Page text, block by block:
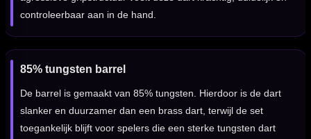
controleerbaar aan in de hand.
85% tungsten barrel
De barrel is gemaakt van 85% tungsten. Hierdoor is de dart
slanker en duurzamer dan een brass dart, terwijl de set
toegankelijk blijft voor spelers die een sterke tungsten dart